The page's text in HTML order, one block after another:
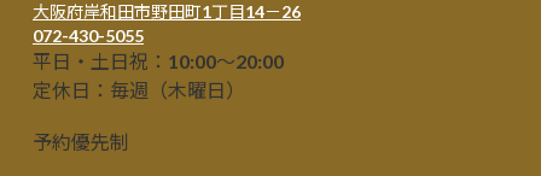
大阪府岸和田市野田町1丁目14－26
072-430-5055
平日・土日祝：10:00～20:00
定休日：毎週（木曜日）
予約優先制